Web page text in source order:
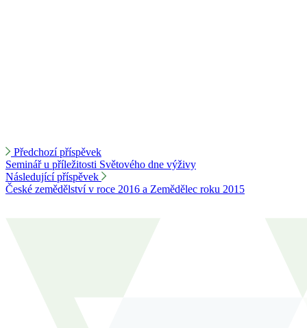
Předchozí příspěvek
Seminář u příležitosti Světového dne výživy
Následující příspěvek
České zemědělství v roce 2016 a Zemědělec roku 2015